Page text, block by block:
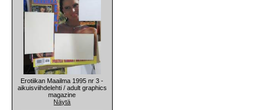
Erotiikan Maailma 1995 nr 3 -
aikuisviihdelehti / adult graphics
magazine
Näytä